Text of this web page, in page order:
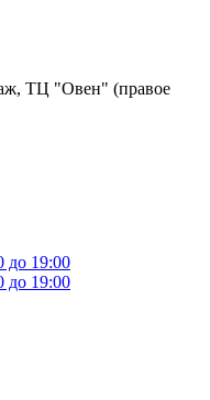
ТЦ "Овен" (правое
до 19:00
до 19:00